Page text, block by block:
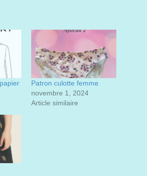
Patron culotte femme
novembre 1, 2024
Article similaire